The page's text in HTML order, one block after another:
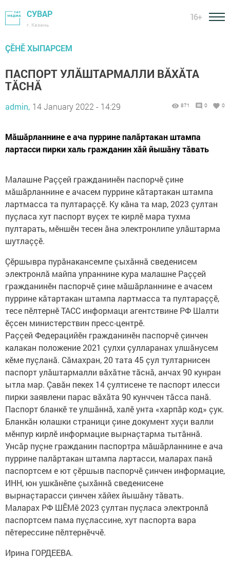
СУВАР
г. Казань
16+
ÇӖНӖ ХЫПАРСЕМ
ПАСПОРТ УЛĂШТАРМАЛЛИ ВĂХĂТА
ТĂСНĂ
admin, 14 January 2022 - 14:29 871 0 0
Мăшăрланнине е ача пуррине палăртакан штампа
лартасси пирки халь гражданин хăй йышăну тăвать
Малашне Раççей гражданинӗн паспорчӗ çине
мăшăрланнине е ачасем пуррине кăтартакан штампа
лартмасса та пултараççӗ. Ку кăна та мар, 2023 çултан
пуçласа хут паспорт вуçех те кирлӗ мара тухма
пултарать, мӗншӗн тесен ăна электронлипе улăштарма
шутлаççӗ.
Çӗршывра пурăнакансемпе çыхăннă сведенисем
электронлă майпа упраннине кура малашне Раççей
гражданинӗн паспорчӗ çине мăшăрланнине е ачасем
пуррине кăтартакан штампа лартмасса та пултараççӗ,
тесе пӗлтернӗ ТАСС информаци агентствине РФ Шалти
ӗçсен министерствин пресс-центрӗ.
Раççей Федерацийӗн гражданинӗн паспорчӗ çинчен
калакан положение 2021 çулхи çулларанах улшăнусем
кӗме пуçланă. Сăмахран, 20 тата 45 çул тултарнисен
паспорт улăштармалли вăхăтне тăснă, анчах 90 кунран
ытла мар. Çавăн пекех 14 çултисене те паспорт илесси
пирки заявлени парас вăхăта 90 кунччен тăсса панă.
Паспорт бланкӗ те улшăннă, халӗ унта «харпăр код» çук.
Бланкăн юлашки страници çине документ хуçи валли
мӗнпур кирлӗ информацие вырнаçтарма тытăннă.
Унсăр пуçне гражданин паспортра мăшăрланнине е ача
пуррине палăртакан штампа лартасси, маларах панă
паспортсем е ют çӗршыв паспорчӗ çинчен информацие,
ИНН, юн ушкăнӗпе çыхăннă сведенисене
вырнаçтарасси çинчен хăйех йышăну тăвать.
Маларах РФ ШӖМӗ 2023 çултан пуçласа электронлă
паспортсем пама пуçлассине, хут паспорта вара
пӗтерессине пӗлтернӗччӗ.
Ирина ГОРДЕЕВА.